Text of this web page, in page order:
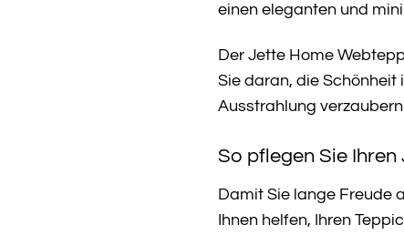
einen eleganten und
Der Jette Home
Sie daran, die Schönheit
Ausstrahlung
So pflegen Sie
Damit Sie lange Freude
Ihnen helfen, Ihren